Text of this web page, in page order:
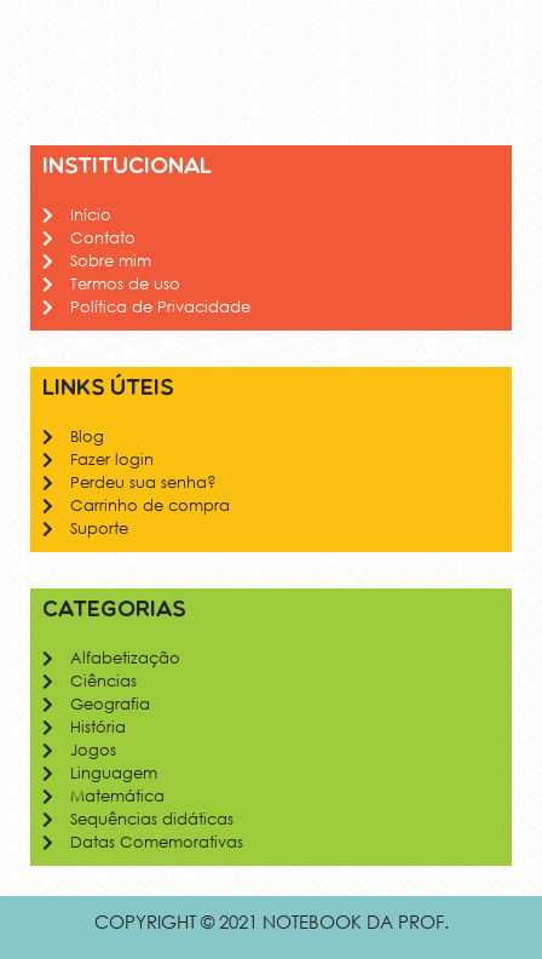
Institucional
Início
Contato
Sobre mim
Termos de uso
Política de Privacidade
Links úteis
Blog
Fazer login
Perdeu sua senha?
Carrinho de compra
Suporte
Categorias
Alfabetização
Ciências
Geografia
História
Jogos
Linguagem
Matemática
Sequências didáticas
Datas Comemorativas
COPYRIGHT © 2021 NOTEBOOK DA PROF.